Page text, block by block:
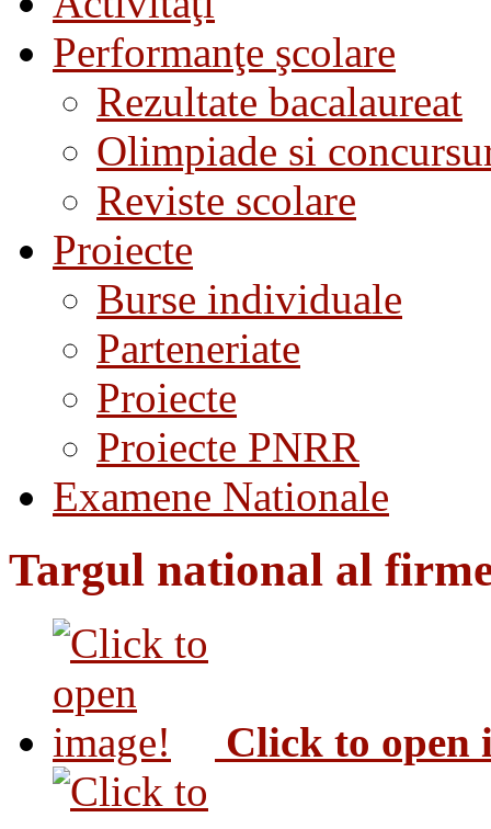
Performanţe şcolare
Rezultate bacalaureat
Olimpiade si
Reviste scolare
Proiecte
Burse individuale
Parteneriate
Proiecte
Proiecte PNRR
Examene Nationale
Targul national al
Click to open